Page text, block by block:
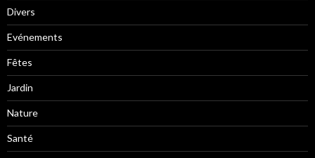
Divers
Evénements
Fêtes
Jardin
Nature
Santé